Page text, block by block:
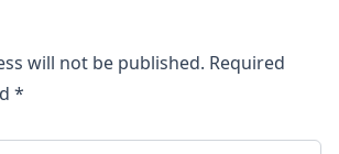
will not be published. Required
*